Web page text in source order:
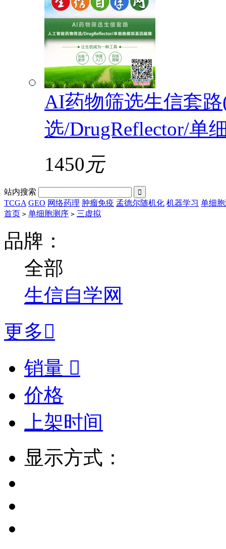
AI药物筛选生信套
选/DrugReflector/单
1450 元
站内搜索 
TCGA GEO 网络药理 肿瘤免疫 孟德尔随机化 机器学习 单细
首页 > 单细胞测序 > 三虚拟
品牌：
全部
生信自学网
更多
销量 
价格
上架时间
显示方式：